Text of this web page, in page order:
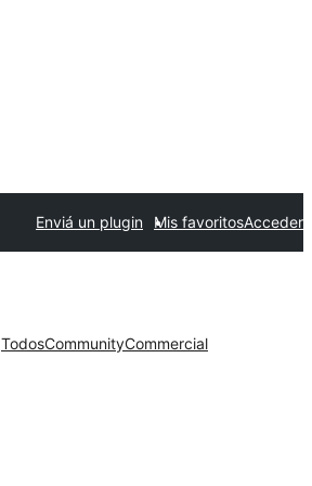
Enviá un plugin Mis favoritosAcceder
TodosCommunityCommercial